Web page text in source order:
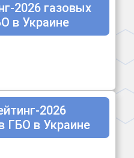
2026 газовых
в Украине
2026
ГБО в Украине